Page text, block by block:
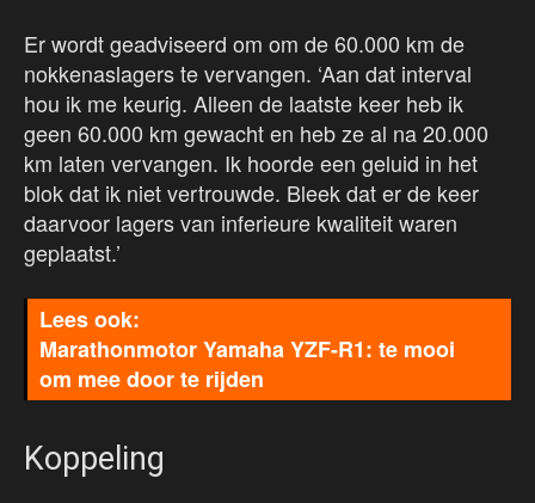
Er wordt geadviseerd om om de 60.000 km de
nokkenaslagers te vervangen. ‘Aan dat interval
hou ik me keurig. Alleen de laatste keer heb ik
geen 60.000 km gewacht en heb ze al na 20.000
km laten vervangen. Ik hoorde een geluid in het
blok dat ik niet vertrouwde. Bleek dat er de keer
daarvoor lagers van inferieure kwaliteit waren
geplaatst.’
Marathonmotor Yamaha YZF-R1: te mooi
om mee door te rijden
Koppeling